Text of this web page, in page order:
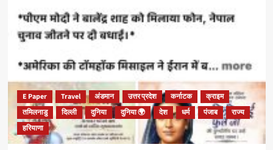
E Paper Travel अंडमान उत्तर प्रदेश कर्नाटक
क्राइम
तमिलनाडु
दिल्ली दुनिया दुनिया 🌍 देश धर्म पंजाब
राज्य
हरियाणा